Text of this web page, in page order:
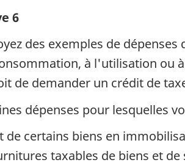
6
des exemples de
à l'utilisation ou
de demander un crédit de
dépenses pour lesquelles
de certains biens en
taxables de biens et